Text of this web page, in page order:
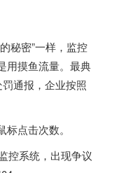
秘密”一样，监控
用摸鱼流量。最典
通报，企业按照
点击次数。